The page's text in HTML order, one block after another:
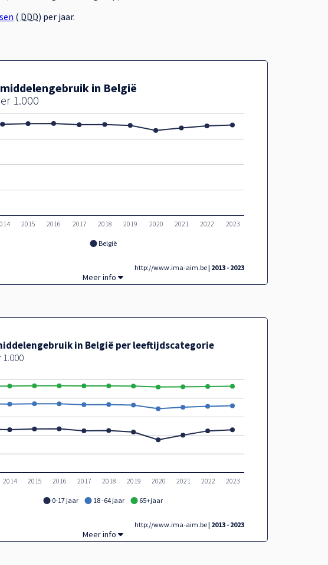
( DDD) per jaar.
in België
1.000
België
2015 2016 2017 2018 2019 2020 2021 2022 2023
http://www.ima-aim.be| 2013 - 2023
Geneesmiddelengebruik in België,
Meer info
in België per leeftijdscategorie
0-17 jaar 18 -64 jaar 65+jaar
2014 2015 2016 2017 2018 2019 2020 2021 2022 2023
http://www.ima-aim.be| 2013 - 2023
Geneesmiddelengebruik in België per leeftijdscategorie,
Meer info